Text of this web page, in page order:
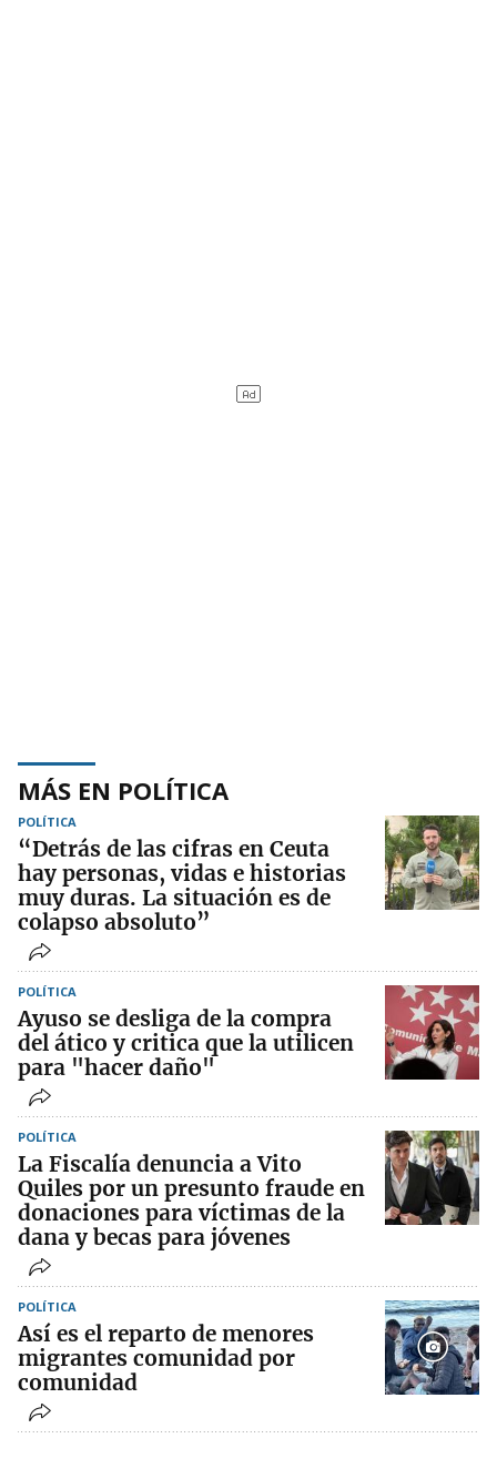
MÁS EN POLÍTICA
POLÍTICA
“Detrás de las cifras en Ceuta
hay personas, vidas e historias
muy duras. La situación es de
colapso absoluto”
POLÍTICA
Ayuso se desliga de la compra
del ático y critica que la utilicen
para "hacer daño"
POLÍTICA
La Fiscalía denuncia a Vito
Quiles por un presunto fraude en
donaciones para víctimas de la
dana y becas para jóvenes
POLÍTICA
Así es el reparto de menores
migrantes comunidad por
comunidad